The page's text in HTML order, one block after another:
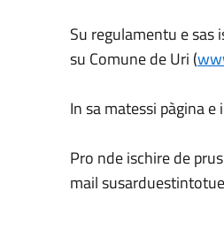
Su regulamentu e sas
su Comune de Uri (
In sa matessi pàgina e
Pro nde ischire de
mail